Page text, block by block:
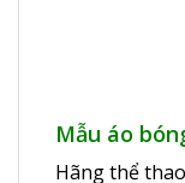
Mẫu áo
Hãng thể